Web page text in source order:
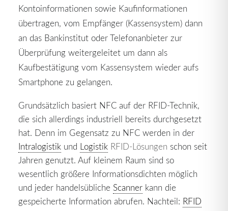
Kontoinformationen sowie Kaufinformationen
übertragen, vom Empfänger (Kassensystem) dann
an das Bankinstitut oder Telefonanbieter zur
Überprüfung weitergeleitet um dann als
Kaufbestätigung vom Kassensystem wieder aufs
Smartphone zu gelangen.
Grundsätzlich basiert NFC auf der RFID-Technik,
die sich allerdings industriell bereits durchgesetzt
hat. Denn im Gegensatz zu NFC werden in der
Intralogistik und Logistik RFID-Lösungen schon seit
Jahren genutzt. Auf kleinem Raum sind so
wesentlich größere Informationsdichten möglich
und jeder handelsübliche Scanner kann die
gespeicherte Information abrufen. Nachteil: RFID